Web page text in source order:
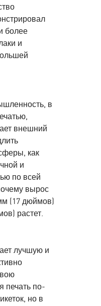
более
и
в
внешний
как
и
по всей
вырос
(17 дюймов)
растет.
лучшую и
печать по-
но в